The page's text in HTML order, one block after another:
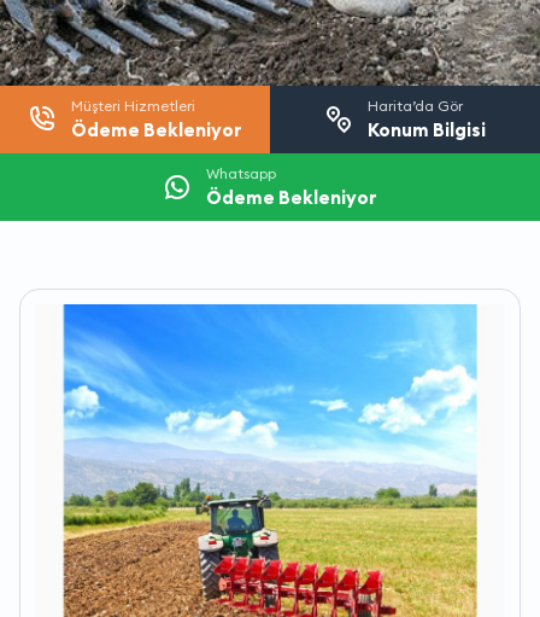
Müşteri Hizmetleri
Ödeme Bekleniyor
Harita’da Gör
Konum Bilgisi
Whatsapp
Ödeme Bekleniyor